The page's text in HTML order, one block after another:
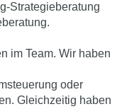
Strategieberatung
im Team. Wir haben
oder
Gleichzeitig haben